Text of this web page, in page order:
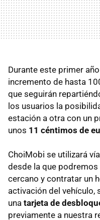
Durante este primer
incremento de hasta
que seguirán
los usuarios la
estación a otra con un
unos 11 céntimos de
ChoiMobi se utilizará vía
desde la que
cercano y contratar un
activación del vehículo,
una tarjeta de
previamente a nuestra